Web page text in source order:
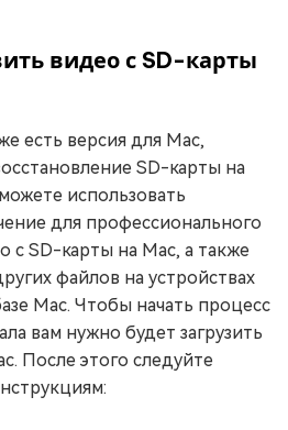
видео с SD-карты
есть версия для Mac,
SD-карты на
использовать
для профессионального
с SD-карты на Mac, а также
файлов на устройствах
Mac. Чтобы начать процесс
вам нужно будет загрузить
После этого следуйте